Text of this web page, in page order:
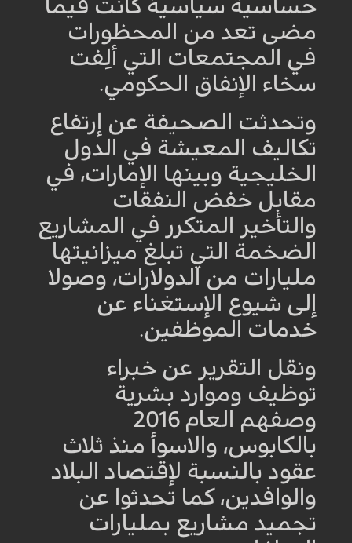
حساسية سياسية كانت فيما
مضى تعد من المحظورات
في المجتمعات التي ألِفت
سخاء الإنفاق الحكومي.
وتحدثت الصحيفة عن إرتفاع
تكاليف المعيشة في الدول
الخليجية وبينها الإمارات، في
مقابل خفض النفقات
والتأخير المتكرر في المشاريع
الضخمة التي تبلغ ميزانيتها
مليارات من الدولارات، وصولا
إلى شيوع الإستغناء عن
خدمات الموظفين.
ونقل التقرير عن خبراء
توظيف وموارد بشرية
وصفهم العام 2016
بالكابوس، والاسوأ منذ ثلاث
عقود بالنسبة لإقتصاد البلاد
والوافدين، كما تحدثوا عن
تجميد مشاريع بمليارات